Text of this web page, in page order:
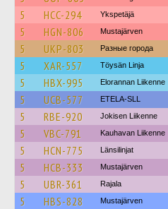
5 HCC-294 Ykspetäjä
5 HGN-806 Mustajärven
5 UKP-803 Разные города
5 XAR-557 Töysän Linja
5 HBX-995 Elorannan Liikenne
5 UCB-577 ETELA-SLL
5 RBE-920 Jokisen Liikenne
5 VBC-791 Kauhavan Liikenne
5 HCN-775 Länsilinjat
5 HCB-333 Mustajärven
5 UBR-361 Rajala
5 HBS-828 Mustajärven